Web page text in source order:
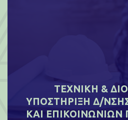
ΤΕΧΝΙΚΗ &
ΥΠΟΣΤΗΡΙΞΗ Δ/
ΚΑΙ ΕΠΙΚΟΙΝΩΝΙΩΝ